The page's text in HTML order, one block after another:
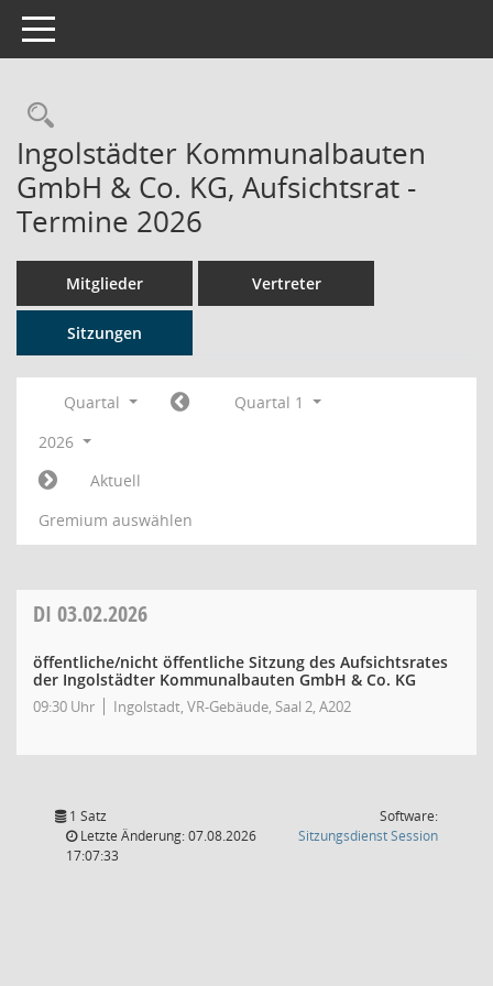
Toggle navigation
Rechercheauswahl
Ingolstädter Kommunalbauten
GmbH & Co. KG, Aufsichtsrat -
Termine 2026
Mitglieder Vertreter
Sitzungen
Quartal
Quartal 1
2026
Aktuell
Gremium auswählen
DI 03.02.2026
öffentliche/nicht öffentliche Sitzung des Aufsichtsrates
der Ingolstädter Kommunalbauten GmbH & Co. KG
09:30 Uhr Ingolstadt, VR-Gebäude, Saal 2, A202
1 Satz
Letzte Änderung: 07.08.2026
17:07:33
Software:
SitzungsdienstSession(Wird in